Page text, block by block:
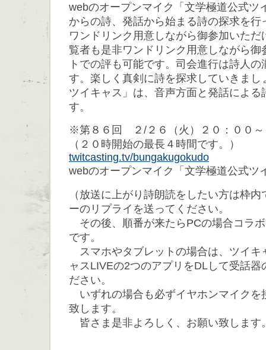
webのオープンマイク「文学極道公式ツ
からの詩、発話から始まる詩の探求を行
ワンドリンク用意しながら御参加いた
覧者も是非ワンドリンク用意しながら御
トでの評も可能です。司会進行は詩人
す。楽しく真剣に詩を探求していきまし
ツイキャス」は、音声方面と発話による
す。
※第８６回 ２/２６（火）２０：００
（２０時開始の最長４時間です。）
twitcasting.tv/bungakugokudo
webのオープンマイク「文学極道公式ツ
（放送に上がり詩朗読をしたい方は枠
ーのリプライを送ってください。
その後、順番が来たらPCの場合コラ
です。
スマホやタブレットの場合は、ツイキ
ャスLIVEの2つのアプリをDLして受話
ださい。
いずれの場合も必ずイヤホンマイクを
致します。
皆さま是非よろしく、お願い致します